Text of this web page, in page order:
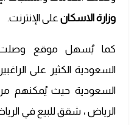
وزارة الاسكان على الإنترنت.
كما يُسهل موقع
السعودية الكثير على
السعودية حيث يُمكنهم
الرياض ، شقق للبيع في